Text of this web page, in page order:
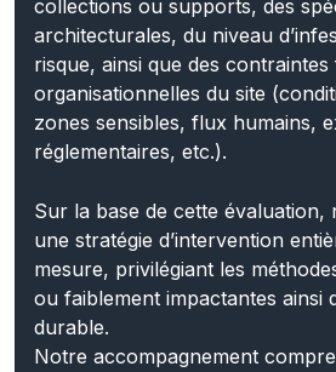
risque, ainsi que des contraintes
organisationnelles du site
zones sensibles, flux humains,
réglementaires, etc.).
une stratégie d’intervention
mesure, privilégiant les
ou faiblement impactantes ainsi
durable.
Notre accompagnement